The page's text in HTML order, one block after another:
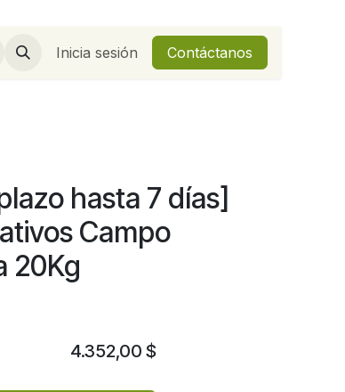
Inicia sesión Contáctanos
hasta 7 días]
Campo
20Kg
4.352,00 $